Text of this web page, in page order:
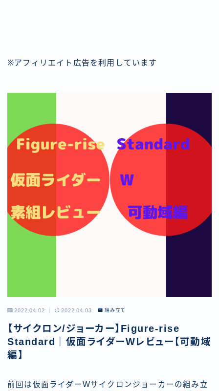
※アフィリエイト広告を利用しています
2022.04.02 2022.04.03 組み立て
【サイクロン/ジョーカー】Figure-rise
Standard｜仮面ライダーWレビュー【可動域
編】
前回は仮面ライダーWサイクロンジョーカーの組み立